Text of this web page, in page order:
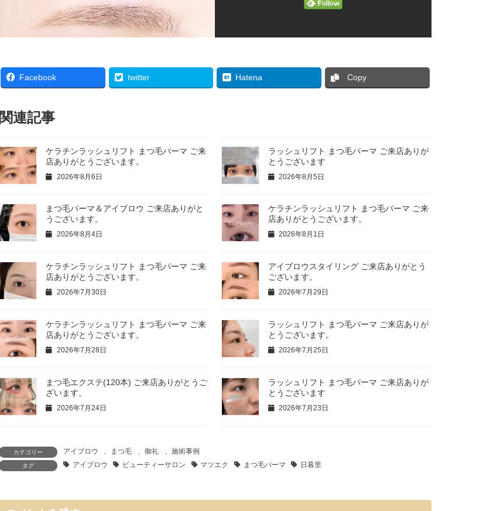
Facebook twitter Hatena Copy
関連記事
ケラチンラッシュリフト まつ毛パーマ ご来
店ありがとうございます。
2026年8月6日
ラッシュリフト まつ毛パーマ ご来店ありが
とうございます
2026年8月5日
まつ毛パーマ＆アイブロウ ご来店ありがと
うございます。
2026年8月4日
ケラチンラッシュリフト まつ毛パーマ ご来
店ありがとうございます。
2026年8月1日
ケラチンラッシュリフト まつ毛パーマ ご来
店ありがとうございます。
2026年7月30日
アイブロウスタイリング ご来店ありがとう
ございます。
2026年7月29日
ケラチンラッシュリフト まつ毛パーマ ご来
店ありがとうございます。
2026年7月28日
ラッシュリフト まつ毛パーマ ご来店ありが
とうございます。
2026年7月25日
まつ毛エクステ(120本) ご来店ありがとうご
ざいます。
2026年7月24日
ラッシュリフト まつ毛パーマ ご来店ありが
とうございます
2026年7月23日
カテゴリー アイブロウ まつ毛 御礼 施術事例
タグ アイブロウ ビューティーサロン マツエク まつ毛パーマ 日暮里